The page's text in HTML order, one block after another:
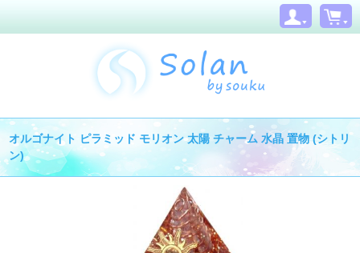
オルゴナイト ピラミッド モリオン 太陽 チャーム 水晶 置物 (シトリ
ン)